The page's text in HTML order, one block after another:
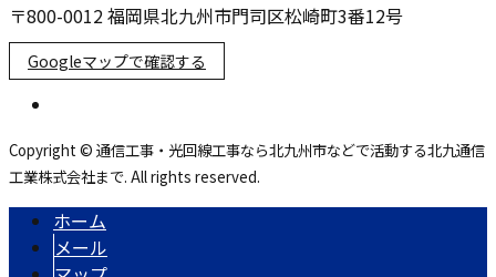
〒800-0012 福岡県北九州市門司区松崎町3番12号
Googleマップで確認する
Copyright © 通信工事・光回線工事なら北九州市などで活動する北九通信
工業株式会社まで. All rights reserved.
ホーム
メール